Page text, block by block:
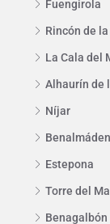
Fuengirola
Rincón de
La Cala del
Alhaurín de
Níjar
Estepona
Torre del
Benagalbón